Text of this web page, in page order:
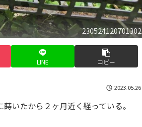
230524120701302
LINE コピー
2023.05.26
いたから２ヶ月近く経っている。